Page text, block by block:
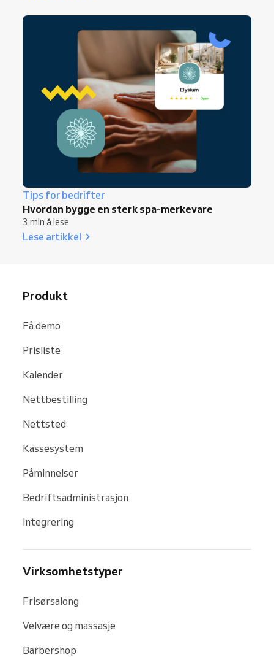
Tips for bedrifter
Hvordan bygge en sterk spa-merkevare
3 min å lese
Lese artikkel
Produkt
Få demo
Prisliste
Kalender
Nettbestilling
Nettsted
Kassesystem
Påminnelser
Bedriftsadministrasjon
Integrering
Virksomhetstyper
Frisørsalong
Velvære og massasje
Barbershop